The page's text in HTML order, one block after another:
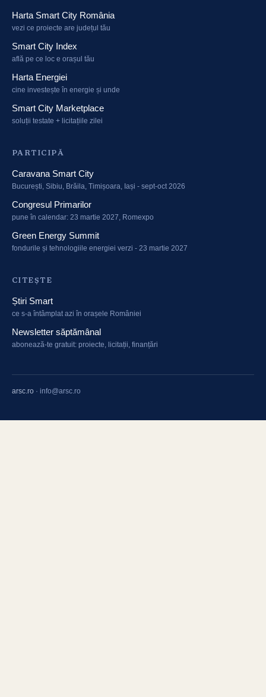
Harta Smart City România
vezi ce proiecte are județul tău
Smart City Index
află pe ce loc e orașul tău
Harta Energiei
cine investește în energie și unde
Smart City Marketplace
soluții testate + licitațiile zilei
PARTICIPĂ
Caravana Smart City
București, Sibiu, Brăila, Timișoara, Iași - sept-oct 2026
Congresul Primarilor
pune în calendar: 23 martie 2027, Romexpo
Green Energy Summit
fondurile și tehnologiile energiei verzi - 23 martie 2027
CITEȘTE
Știri Smart
ce s-a întâmplat azi în orașele României
Newsletter săptămânal
abonează-te gratuit: proiecte, licitații, finanțări
arsc.ro · info@arsc.ro